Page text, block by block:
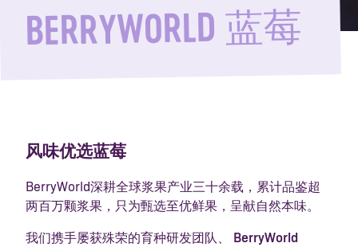
BERRYWORLD 蓝莓
风味优选蓝莓
BerryWorld深耕全球浆果产业三十余载，累计品鉴超
两百万颗浆果，只为甄选至优鲜果，呈献自然本味。
我们携手屡获殊荣的育种研发团队、
BerryWorld